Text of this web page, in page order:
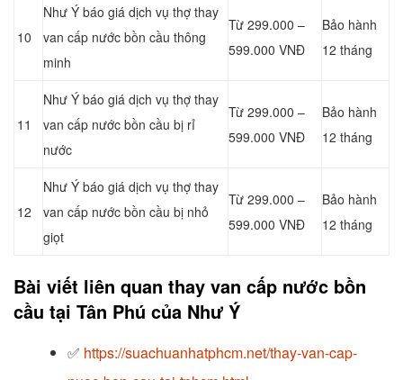
10
Như Ý báo giá dịch vụ thợ thay
van cấp nước bồn cầu thông
minh
Từ 299.000 –
599.000 VNĐ
Bảo hành
12 tháng
11
Như Ý báo giá dịch vụ thợ thay
van cấp nước bồn cầu bị rỉ
nước
Từ 299.000 –
599.000 VNĐ
Bảo hành
12 tháng
12
Như Ý báo giá dịch vụ thợ thay
van cấp nước bồn cầu bị nhỏ
giọt
Từ 299.000 –
599.000 VNĐ
Bảo hành
12 tháng
Bài viết liên quan thay van cấp nước bồn
cầu tại Tân Phú của Như Ý
✅ https://suachuanhatphcm.net/thay-van-cap-